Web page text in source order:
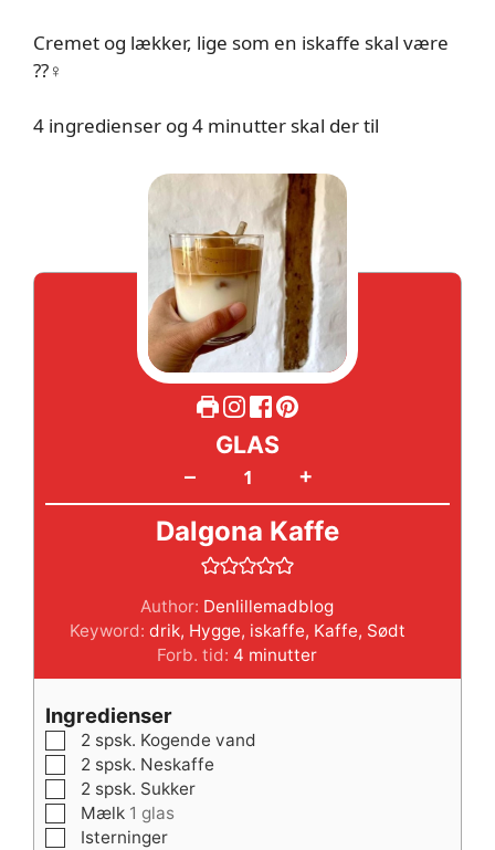
Cremet og lækker, lige som en iskaffe skal være
??‍♀️
4 ingredienser og 4 minutter skal der til
– +
GLAS
Dalgona Kaffe
Author: Denlillemadblog
Keyword: drik, Hygge, iskaffe, Kaffe, Sødt
Forb. tid: 4 minutter
minutter
Ingredienser
▢
2 spsk. Kogende vand
▢
2 spsk. Neskaffe
▢
2 spsk. Sukker
▢
Mælk 1 glas
▢
Isterninger